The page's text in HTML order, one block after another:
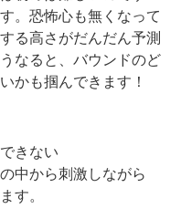
。恐怖心も無くなって
る高さがだんだん予測
なると、バウンドのど
かも掴んできます！
きない
中から刺激しながら
す。